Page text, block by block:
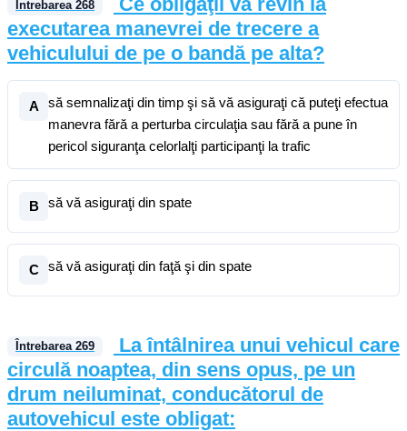
Întrebarea 268
executarea manevrei de trecere a
vehiculului de pe o bandă pe alta?
A
să semnalizaţi din timp şi să vă asiguraţi că puteţi efectua
manevra fără a perturba circulaţia sau fără a pune în
pericol siguranţa celorlalţi participanţi la trafic
B să vă asiguraţi din spate
C să vă asiguraţi din faţă şi din spate
Întrebarea 269
La întâlnirea unui vehicul care
circulă noaptea, din sens opus, pe un
drum neiluminat, conducătorul de
autovehicul este obligat: